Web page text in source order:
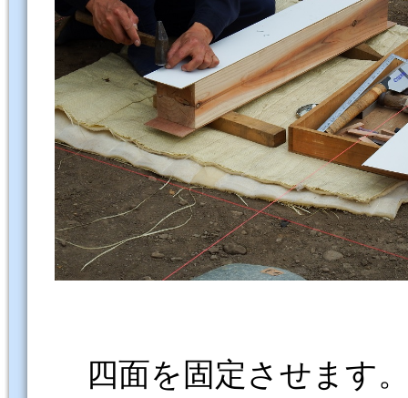
四面を固定させます